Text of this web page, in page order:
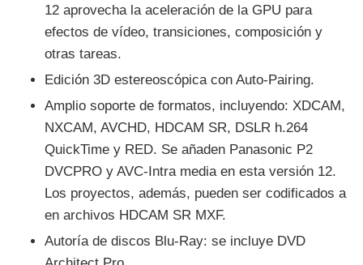
12 aprovecha la aceleración de la GPU para
efectos de vídeo, transiciones, composición y
otras tareas.
Edición 3D estereoscópica con Auto-Pairing.
Amplio soporte de formatos, incluyendo: XDCAM,
NXCAM, AVCHD, HDCAM SR, DSLR h.264
QuickTime y RED. Se añaden Panasonic P2
DVCPRO y AVC-Intra media en esta versión 12.
Los proyectos, además, pueden ser codificados a
en archivos HDCAM SR MXF.
Autoría de discos Blu-Ray: se incluye DVD